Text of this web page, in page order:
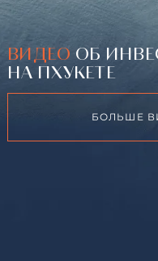
ВИДЕО ОБ
НА ПХУКЕТЕ
БОЛЬШЕ